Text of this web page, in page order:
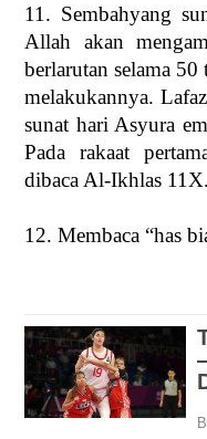
11. Sembahyang
Allah akan
berlarutan selama 50
melakukannya.
sunat hari Asyura
Pada rakaat
dibaca Al-Ikhlas 11X.
12. Membaca “has